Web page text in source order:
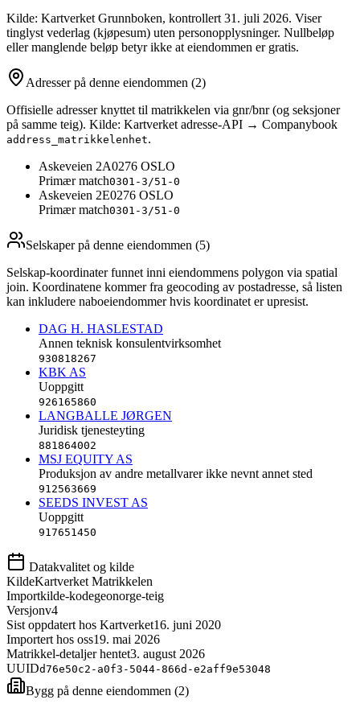
Kilde: Kartverket Grunnboken, kontrollert 31. juli 2026. Viser
tinglyst vederlag (kjøpesum) uten personopplysninger. Nullbeløp
eller manglende beløp betyr ikke at eiendommen er gratis.
Adresser på denne eiendommen (2)
Offisielle adresser knyttet til matrikkelen via gnr/bnr (og seksjoner
på samme teig). Kilde: Kartverket adresse-API → Companybook
address_matrikkelenhet.
Askeveien 2A0276 OSLO
Primær match0301-3/51-0
Askeveien 2E0276 OSLO
Primær match0301-3/51-0
Selskaper på denne eiendommen (5)
Selskap-koordinater funnet inni eiendommens polygon via spatial
join. Koordinatene kommer fra geocoding av postadresse, så listen
kan inkludere naboeiendommer hvis koordinatet er upresist.
DAG H. HASLESTAD
Annen teknisk konsulentvirksomhet
930818267
KBK AS
Uoppgitt
926165860
LANGBALLE JØRGEN
Juridisk tjenesteyting
881864002
MSJ EQUITY AS
Produksjon av andre metallvarer ikke nevnt annet sted
912563669
SEEDS INVEST AS
Uoppgitt
917651450
Datakvalitet og kilde
KildeKartverket Matrikkelen
Importkilde-kodegeonorge-teig
Versjonv4
Sist oppdatert hos Kartverket16. juni 2020
Importert hos oss19. mai 2026
Matrikkel-detaljer hentet3. august 2026
UUIDd76e50c2-a0f3-5044-866d-e2aff9e53048
Bygg på denne eiendommen (2)